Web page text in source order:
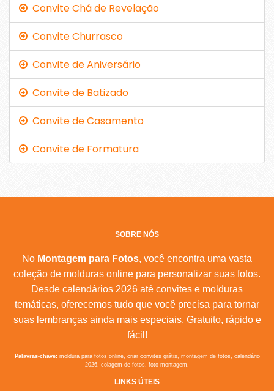
Convite Chá de Revelação
Convite Churrasco
Convite de Aniversário
Convite de Batizado
Convite de Casamento
Convite de Formatura
SOBRE NÓS
No Montagem para Fotos, você encontra uma vasta
coleção de molduras online para personalizar suas fotos.
Desde calendários 2026 até convites e molduras
temáticas, oferecemos tudo que você precisa para tornar
suas lembranças ainda mais especiais. Gratuito, rápido e
fácil!
Palavras-chave:moldura para fotos online, criar convites grátis, montagem de fotos, calendário
2026, colagem de fotos, foto montagem.
LINKS ÚTEIS